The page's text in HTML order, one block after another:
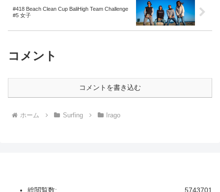
#418 Beach Clean Cup BaliHigh Team Challenge
#5 女子
コメント
コメントを書き込む
ホーム Surfing Irago
5743701
総閲覧数: